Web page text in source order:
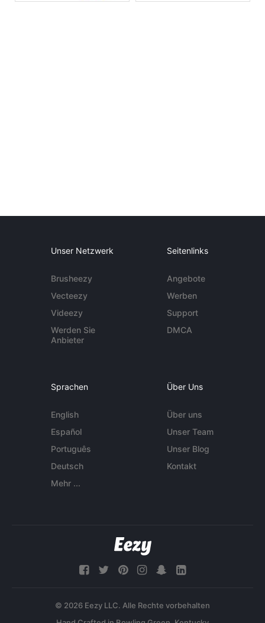
Unser Netzwerk
Brusheezy
Vecteezy
Videezy
Werden Sie
Anbieter
Seitenlinks
Angebote
Werben
Support
DMCA
Sprachen
English
Español
Português
Deutsch
Mehr ...
Über Uns
Über uns
Unser Team
Unser Blog
Kontakt
© 2026 Eezy LLC. Alle Rechte vorbehalten